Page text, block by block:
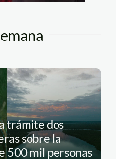
trámite dos
sobre la
500 mil personas